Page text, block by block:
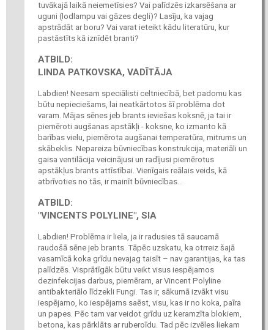
tuvākajā laikā neiemetīsies? Vai palīdzēs izkarsēšana ar
uguni (lodlampu vai gāzes degli)? Lasīju, ka vajag
apstrādāt ar boru? Vai varat ieteikt kādu literatūru, kur
pastāstīts kā iznīdēt branti?
ATBILD:
LINDA PATKOVSKA, VADĪTĀJA
Labdien! Neesam speciālisti celtniecībā, bet padomu kas
būtu nepieciešams, lai neatkārtotos šī problēma dot
varam. Mājas sēnes jeb brants ieviešas koksnē, ja tai ir
piemēroti augšanas apstākļi - koksne, ko izmanto kā
barības vielu, piemērota augšanai temperatūra, mitrums un
skābeklis. Nepareiza būvniecības konstrukcija, materiāli un
gaisa ventilācija veicinājusi un radījusi piemērotus
apstākļus brants attīstībai. Vienīgais reālais veids, kā
atbrīvoties no tās, ir mainīt būvniecības...
ATBILD:
"VINCENTS POLYLINE", SIA
Labdien! Problēma ir liela, ja ir radusies tā saucamā
raudošā sēne jeb brants. Tāpēc uzskatu, ka otrreiz šajā
vasarnīcā koka grīdu nevajag taisīt – nav garantijas, ka tas
palīdzēs. Visprātīgāk būtu veikt visus iespējamos
dezinfekcijas darbus, piemēram, ar Vincent Polyline
antibakteriālo līdzekli Fungi. Tas ir, sākumā izvākt visu
iespējamo, ko iespējams saēst, visu, kas ir no koka, paīra
un papes. Pēc tam var veidot grīdu uz keramzīta blokiem,
betona, kas pārklāts ar ruberoīdu. Tad pēc izvēles liekam